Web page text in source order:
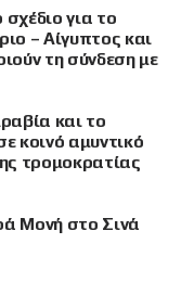
για το
– Αίγυπτος και
τη σύνδεση με
και το
κοινό αμυντικό
τρομοκρατίας
Μονή στο Σινά